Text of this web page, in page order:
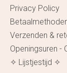
Privacy Policy
Verzenden &
Openingsuren -
✧ Lijstjestijd ✧